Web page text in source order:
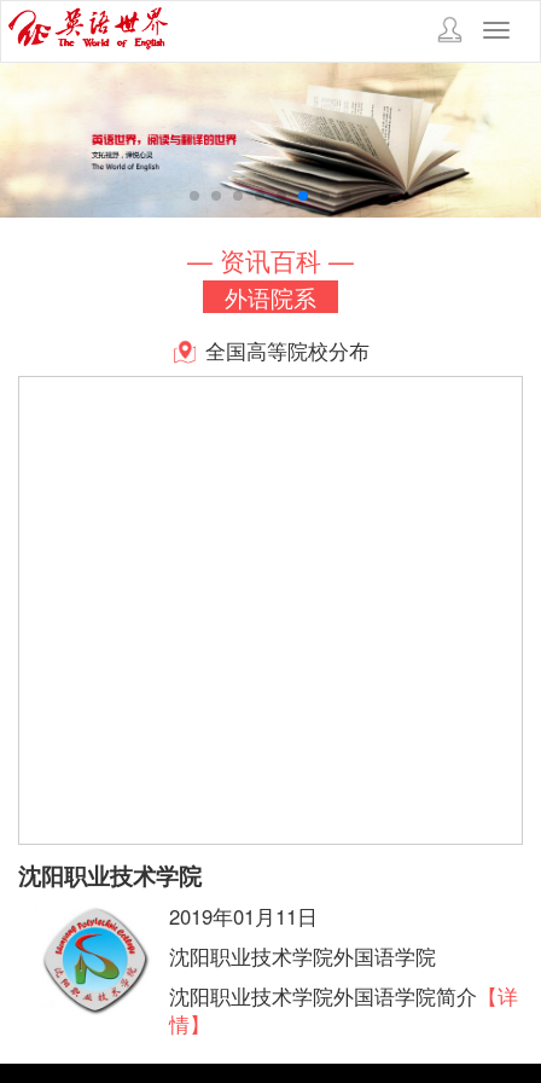
— 资讯百科 —
外语院系
全国高等院校分布
沈阳职业技术学院
2019年01月11日
沈阳职业技术学院外国语学院
沈阳职业技术学院外国语学院简介 【详
情】